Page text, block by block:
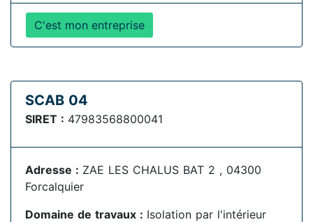
C'est mon entreprise
SCAB 04
SIRET : 47983568800041
Adresse : ZAE LES CHALUS BAT 2 , 04300
Forcalquier
Domaine de travaux : Isolation par l'intérieur